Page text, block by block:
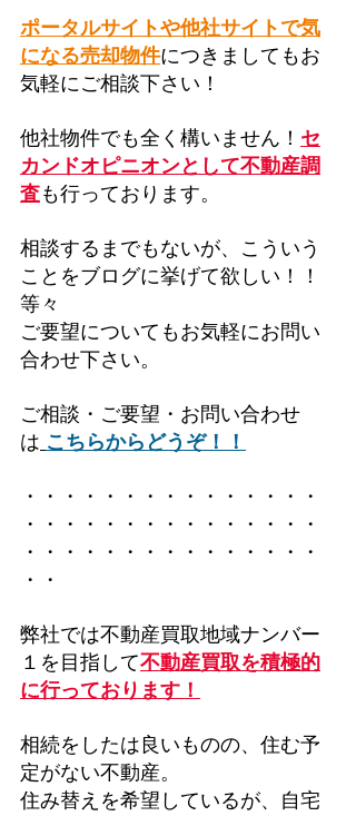
ポータルサイトや他社サイトで気
になる売却物件につきましてもお
気軽にご相談下さい！
他社物件でも全く構いません！ セ
カンドオピニオンとして不動産調
査も行っております。
相談するまでもないが、こういう
ことをブログに挙げて欲しい！！
等々
ご要望についてもお気軽にお問い
合わせ下さい。
ご相談・ご要望・お問い合わせ
は こちらからどうぞ！！
・・・・・・・・・・・・・・・
・・・・・・・・・・・・・・・
・・・・・・・・・・・・・・・
・・
弊社では不動産買取地域ナンバー
１を目指して不動産買取を積極的
に行っております！
相続をしたは良いものの、住む予
定がない不動産。
住み替えを希望しているが、自宅